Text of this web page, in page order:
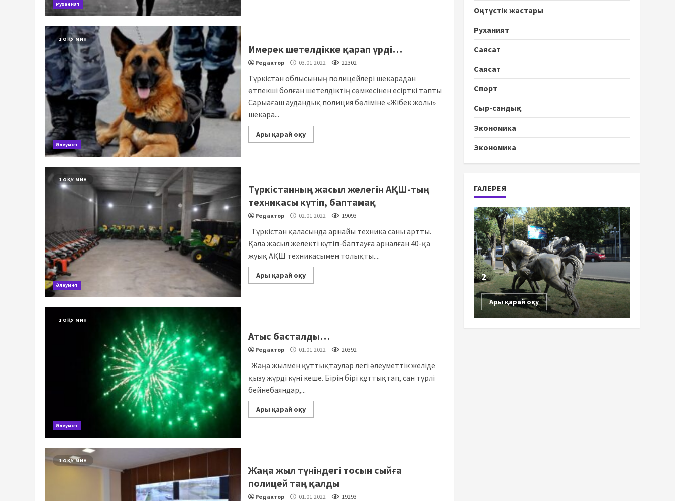
Руханият
1 ОҚУ МИН
Әлеумет
Имерек шетелдікке қарап үрді…
Редактор 03.01.2022 22302
Түркістан облысының полицейлері шекарадан
өтпекші болған шетелдіктің сөмкесінен есірткі тапты
Сарыағаш аудандық полиция бөліміне «Жібек жолы»
шекара...
Ары қарай оқу
1 ОҚУ МИН
Әлеумет
Түркістанның жасыл желегін АҚШ-тың
техникасы күтіп, баптамақ
Редактор 02.01.2022 19093
Түркістан қаласында арнайы техника саны артты.
Қала жасыл желекті күтіп-баптауға арналған 40-қа
жуық АҚШ техникасымен толықты....
Ары қарай оқу
1 ОҚУ МИН
Әлеумет
Атыс басталды…
Редактор 01.01.2022 20392
Жаңа жылмен құттықтаулар легі әлеуметтік желіде
қызу жүрді күні кеше. Бірін бірі құттықтап, сан түрлі
бейнебаяндар,...
Ары қарай оқу
1 ОҚУ МИН
Жаңа жыл түніндегі тосын сыйға
полицей таң қалды
Редактор 01.01.2022 19293
Оңтүстік жастары
Руханият
Саясат
Саясат
Спорт
Сыр-сандық
Экономика
Экономика
ГАЛЕРЕЯ
2
Ары қарай оқу